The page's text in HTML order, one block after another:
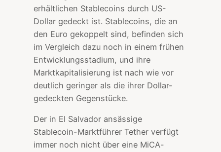
erhältlichen Stablecoins durch US-
Dollar gedeckt ist. Stablecoins, die an
den Euro gekoppelt sind, befinden sich
im Vergleich dazu noch in einem frühen
Entwicklungsstadium, und ihre
Marktkapitalisierung ist nach wie vor
deutlich geringer als die ihrer Dollar-
gedeckten Gegenstücke.
Der in El Salvador ansässige
Stablecoin-Marktführer Tether verfügt
immer noch nicht über eine MiCA-